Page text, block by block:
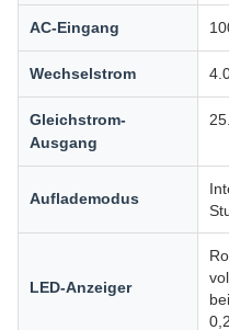
AC-Eingang
Wechselstrom
Gleichstrom-
Ausgang
Auflademodus
LED-Anzeiger